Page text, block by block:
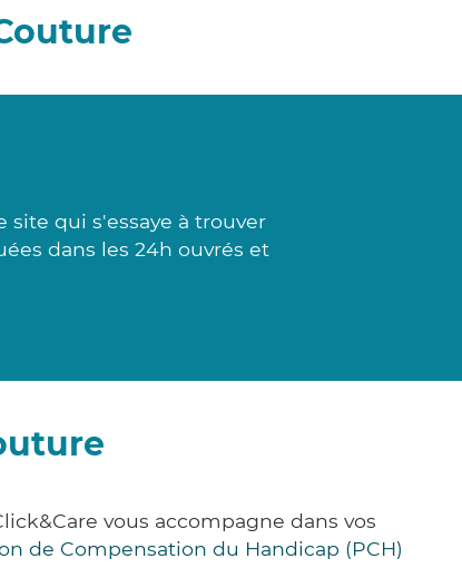
qui s'essaye à trouver
dans les 24h ouvrés et
vous accompagne dans vos
de Compensation du Handicap (PCH)